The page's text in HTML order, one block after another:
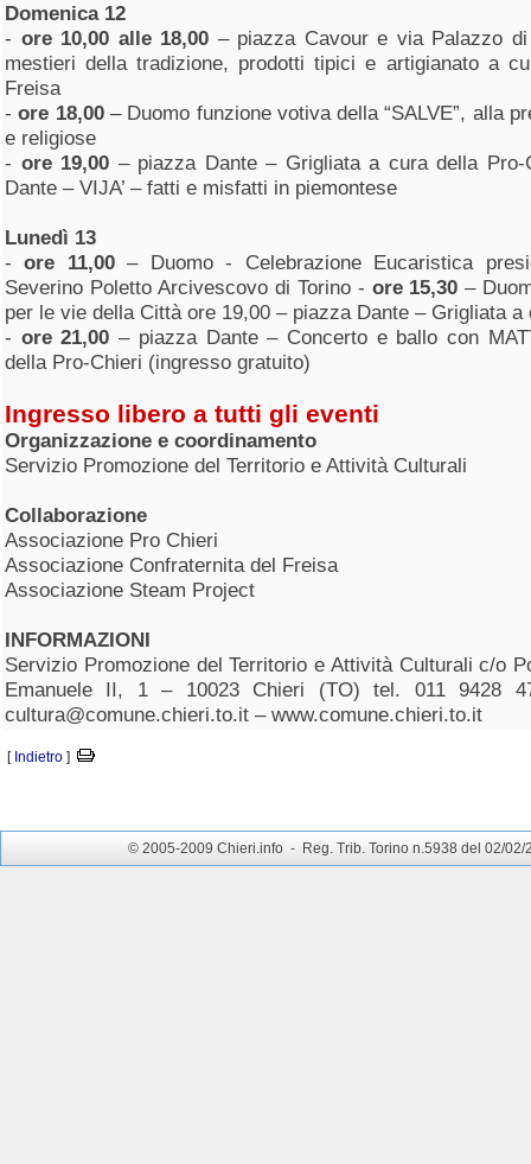
Domenica 12
- ore 10,00 alle 18,00 – piazza Cavour e via Palazzo
mestieri della tradizione, prodotti tipici e artigianato a
Freisa
-ore 18,00– Duomo funzione votiva della “SALVE”, alla
e religiose
- ore 19,00 – piazza Dante – Grigliata a cura della
Dante – VIJA’ – fatti e misfatti in piemontese
Lunedì 13
-ore 11,00– Duomo - Celebrazione Eucaristica
Severino Poletto Arcivescovo di Torino - ore 15,30 –
per le vie della Città ore 19,00 – piazza Dante – Grigliata
- ore 21,00 – piazza Dante – Concerto e ballo con
della Pro-Chieri (ingresso gratuito)
Ingresso libero a tutti gli eventi
Organizzazione e coordinamento
Servizio Promozione del Territorio e Attività Culturali
Collaborazione
Associazione Pro Chieri
Associazione Confraternita del Freisa
Associazione Steam Project
INFORMAZIONI
Servizio Promozione del Territorio e Attività Culturali c/o
Emanuele II, 1 – 10023 Chieri (TO) tel. 011 9428
cultura@comune.chieri.to.it – www.comune.chieri.to.it
[ Indietro ]
© 2005-2009 Chieri.info - Reg. Trib. Torino n.5938 del 02/02/